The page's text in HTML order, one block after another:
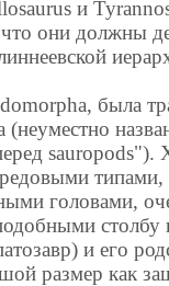
и
они должны
была
(неуместно
sauropods").
головами,
столбу
и его
размер как